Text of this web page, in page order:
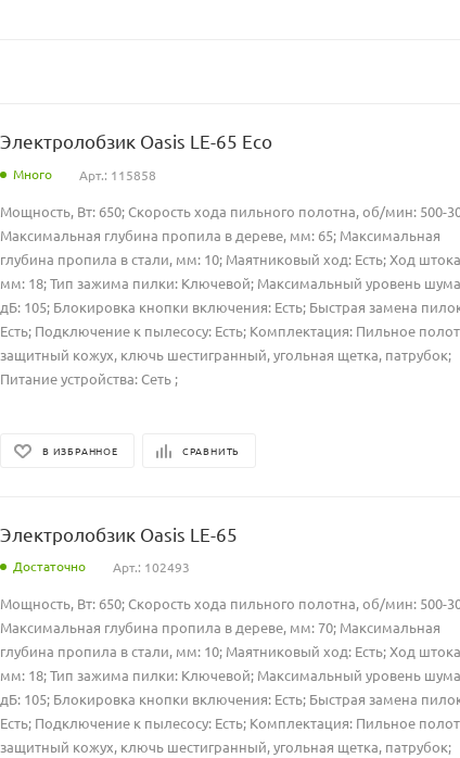
Электролобзик Oasis LE-65 Eco
Много Арт.: 115858
Мощность, Вт: 650; Скорость хода пильного полотна, об/мин: 500-
Максимальная глубина пропила в дереве, мм: 65; Максимальная
глубина пропила в стали, мм: 10; Маятниковый ход: Есть; Ход
мм: 18; Тип зажима пилки: Ключевой; Максимальный уровень
дБ: 105; Блокировка кнопки включения: Есть; Быстрая замена
Есть; Подключение к пылесосу: Есть; Комплектация: Пильное
защитный кожух, ключь шестигранный, угольная щетка, патрубок;
Питание устройства: Сеть ;
В ИЗБРАННОЕ СРАВНИТЬ
Электролобзик Oasis LE-65
Достаточно Арт.: 102493
Мощность, Вт: 650; Скорость хода пильного полотна, об/мин: 500-
Максимальная глубина пропила в дереве, мм: 70; Максимальная
глубина пропила в стали, мм: 10; Маятниковый ход: Есть; Ход
мм: 18; Тип зажима пилки: Ключевой; Максимальный уровень
дБ: 105; Блокировка кнопки включения: Есть; Быстрая замена
Есть; Подключение к пылесосу: Есть; Комплектация: Пильное
защитный кожух, ключь шестигранный, угольная щетка, патрубок;